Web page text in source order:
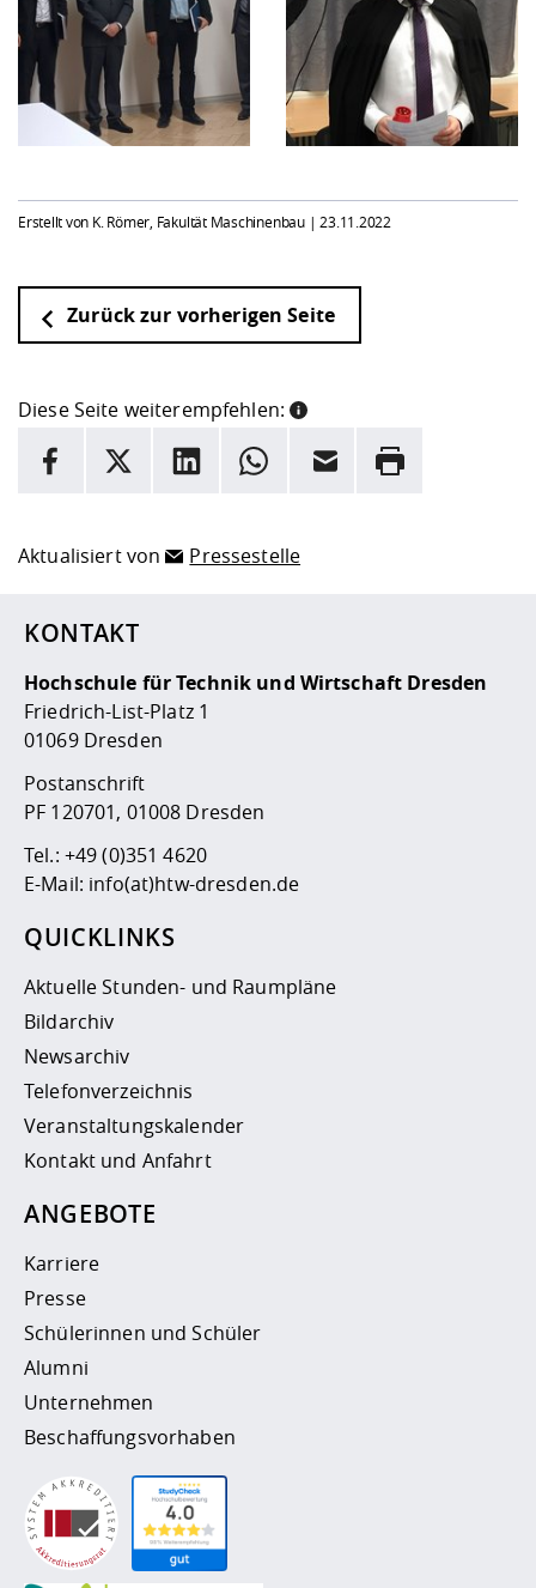
Erstellt von K. Römer, Fakultät Maschinenbau |23.11.2022
Zurück zur vorherigen Seite
Diese Seite weiterempfehlen:
INFORMATION
Hier stehen weitere Informationen und ein Link zur
Facebook
X LinkedInWhatsappE-Mail Drucken
Aktualisiert von Pressestelle
KONTAKT
Hochschule für Technik und Wirtschaft Dresden
Friedrich-List-Platz 1
01069 Dresden
Postanschrift
PF 120701, 01008 Dresden
Tel.: +49 (0)351 4620
E-Mail: info(at)htw-dresden.de
QUICKLINKS
Aktuelle Stunden- und Raumpläne
Bildarchiv
Newsarchiv
Telefonverzeichnis
Veranstaltungskalender
Kontakt und Anfahrt
ANGEBOTE
Karriere
Presse
Schülerinnen und Schüler
Alumni
Unternehmen
Beschaffungsvorhaben